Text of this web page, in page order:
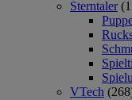
Sterntaler
VTech